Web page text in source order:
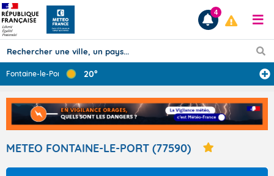
Prévisions
TOUS LES RÉSULTATS
Articles
4
Fontaine-le-Por 20°
METEO FONTAINE-LE-PORT (77590)